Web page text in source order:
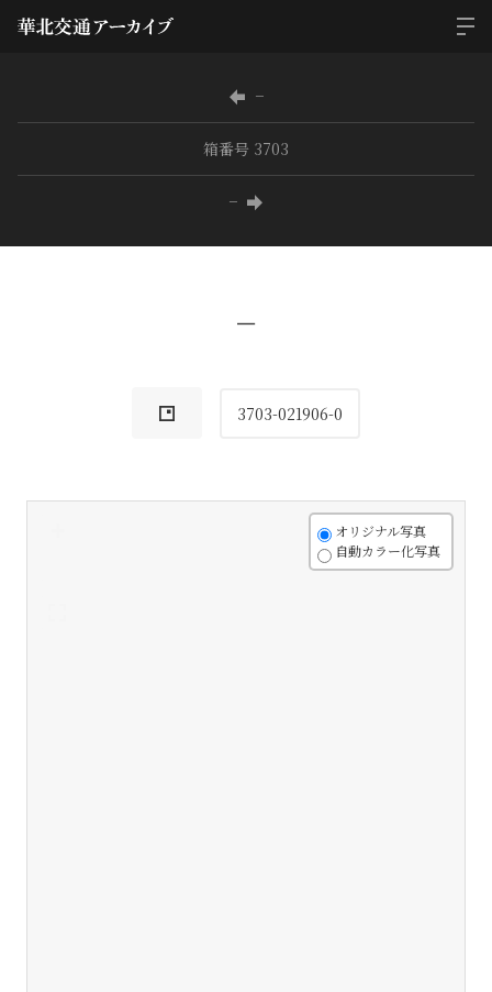
−
箱番号 3703
−
−
3703-021906-0
オリジナル写真
自動カラー化写真